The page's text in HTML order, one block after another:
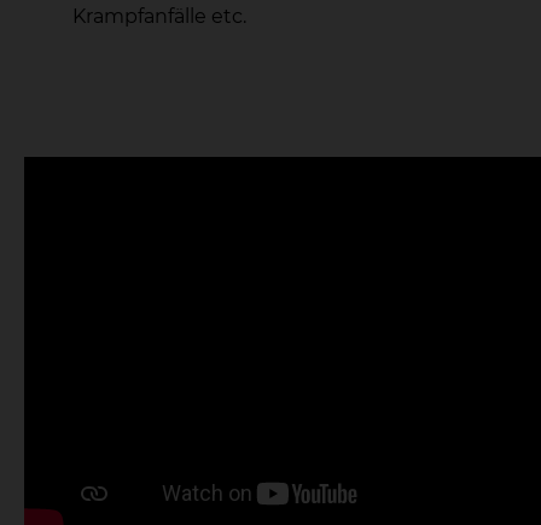
Krampfanfälle etc.